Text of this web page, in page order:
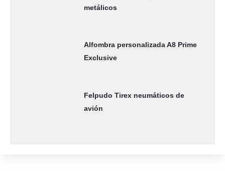
metálicos
Alfombra personalizada A8 Prime
Exclusive
Felpudo Tirex neumáticos de
avión